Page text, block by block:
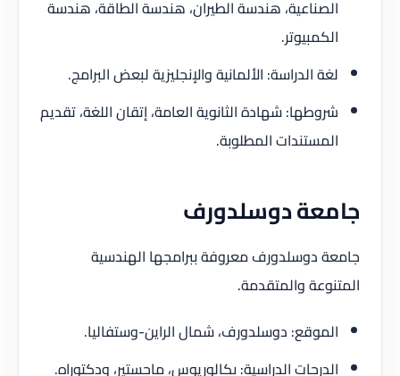
الصناعية، هندسة الطيران، هندسة الطاقة، هندسة
الكمبيوتر.
لغة الدراسة: الألمانية والإنجليزية لبعض البرامج.
شروطها: شهادة الثانوية العامة، إتقان اللغة، تقديم
المستندات المطلوبة.
جامعة دوسلدورف
جامعة دوسلدورف معروفة ببرامجها الهندسية
المتنوعة والمتقدمة.
الموقع: دوسلدورف، شمال الراين-وستفاليا.
الدرجات الدراسية: بكالوريوس، ماجستير، ودكتوراه.